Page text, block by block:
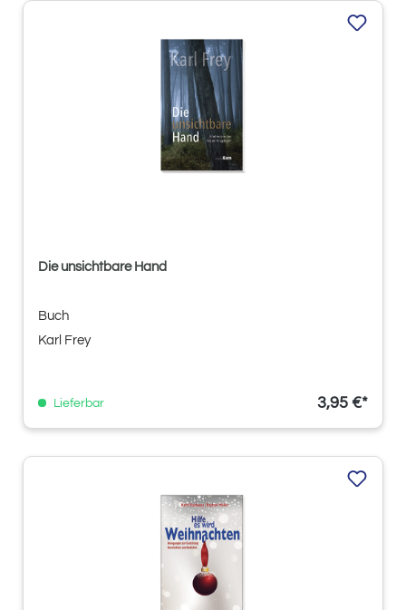
Die unsichtbare Hand
Buch
Karl Frey
Lieferbar 3,95 €*